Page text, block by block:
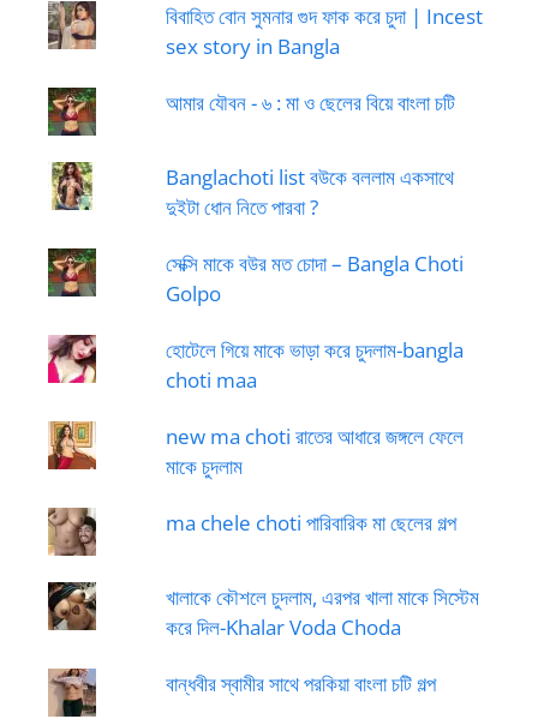
বিবাহিত বোন সুমনার গুদ ফাক করে চুদা | Incest
sex story in Bangla
আমার যৌবন - ৬ : মা ও ছেলের বিয়ে বাংলা চটি
Banglachoti list বউকে বললাম একসাথে
দুইটা ধোন নিতে পারবা ?
সেক্সি মাকে বউর মত চোদা – Bangla Choti
Golpo
হোটেলে গিয়ে মাকে ভাড়া করে চুদলাম-bangla
choti maa
new ma choti রাতের আধারে জঙ্গলে ফেলে
মাকে চুদলাম
ma chele choti পারিবারিক মা ছেলের গল্প
খালাকে কৌশলে চুদলাম, এরপর খালা মাকে সিস্টেম
করে দিল-Khalar Voda Choda
বান্ধবীর স্বামীর সাথে পরকিয়া বাংলা চটি গল্প